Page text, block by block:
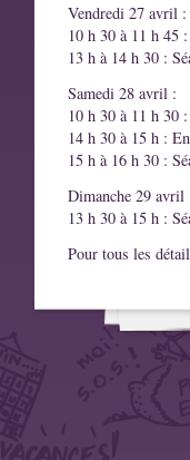
Vendredi 27 avril :
10 h 30 à 11 h 45
13 h à 14 h 30 :
Samedi 28 avril :
10 h 30 à 11 h 30
14 h 30 à 15 h :
15 h à 16 h 30 :
Dimanche 29 avril
13 h 30 à 15 h :
Pour tous les